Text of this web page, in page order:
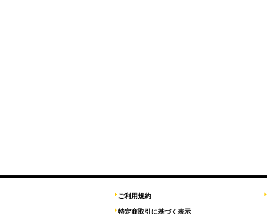
ご利用規約
特定商取引に基づく表示